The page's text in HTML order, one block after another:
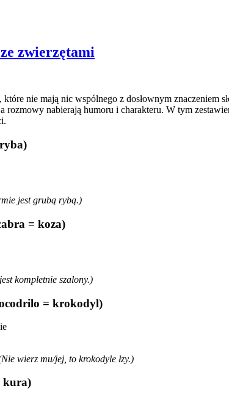
zwierzętami
nie mają nic wspólnego z dosłownym
rozmowy nabierają humoru i charakteru. W tym
jest grubą rybą.)
= koza)
kompletnie szalony.)
= krokodyl)
wierz mu/jej, to krokodyle łzy.)
kura)